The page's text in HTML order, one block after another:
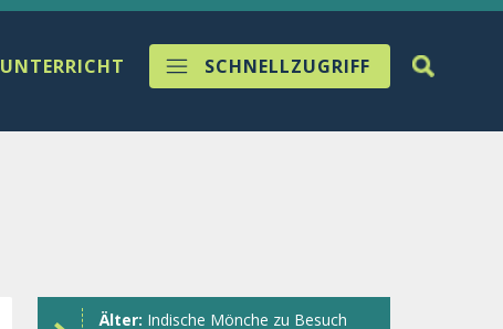
UNTERRICHT SCHNELLZUGRIFF
Älter: Indische Mönche zu Besuch